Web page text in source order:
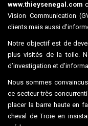
www.thieysenegal.com
Vision Communication
clients mais aussi
Notre objectif est de
plus visités de la toile.
d’investigation et
Nous sommes
ce secteur très
placer la barre haute en
cheval de Troie en